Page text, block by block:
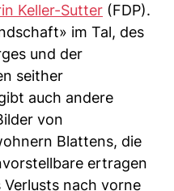
Keller-Sutter (FDP).
im Tal, des
und der
seither
auch andere
von
Blattens, die
ertragen
nach vorne